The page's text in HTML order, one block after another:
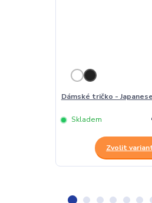
Dámské tričko -
Skladem
Zvolit